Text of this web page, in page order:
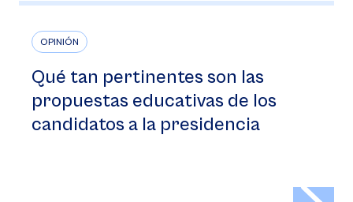
OPINIÓN
Qué tan pertinentes son las
propuestas educativas de los
candidatos a la presidencia